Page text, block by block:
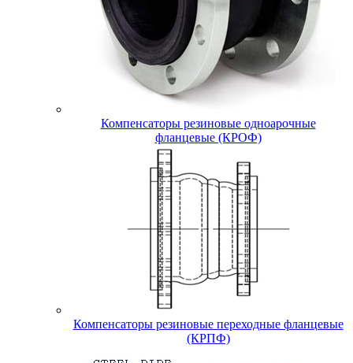
Компенсаторы резиновые одноарочные
фланцевые (КРОФ)
Компенсаторы резиновые переходные фланцевые
(КРПФ)